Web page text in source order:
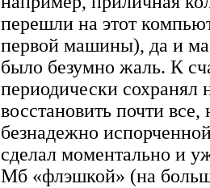
перешли на этот
первой машины), да и
было безумно жаль. К
периодически сохранял
восстановить почти все,
безнадежно
сделал моментально и
Мб «флэшкой» (на